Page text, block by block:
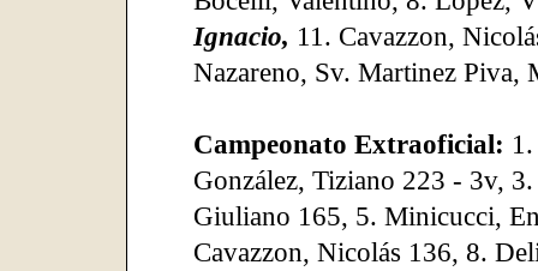
Ignacio, 11. Cavazzon,
Nazareno, Sv. Martinez Piva,
Campeonato Extraoficial:
González, Tiziano 223 - 3v,
Giuliano 165, 5. Minicucci,
Cavazzon, Nicolás 136, 8.